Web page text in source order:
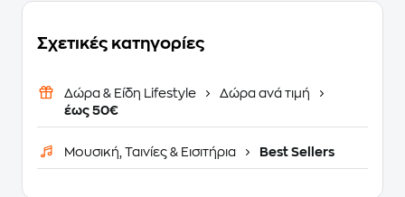
Σχετικές κατηγορίες
Δώρα & Είδη Lifestyle
Δώρα ανά τιμή
έως 50€
Μουσική, Ταινίες & Εισιτήρια Best Sellers